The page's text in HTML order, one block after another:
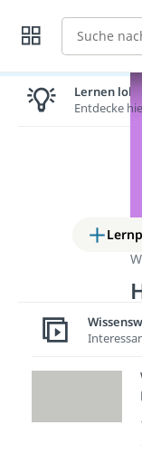
Suche
Lernen
Entdecke